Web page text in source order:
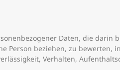
Daten, die darin
Person beziehen, zu
Verhalten,